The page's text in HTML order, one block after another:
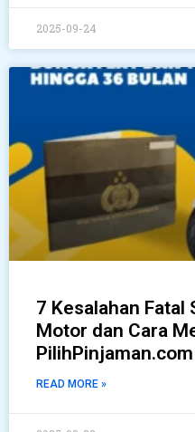
2025-09-24
7 Kesalahan Fatal
Motor dan Cara
PilihPinjaman.com
READ MORE »